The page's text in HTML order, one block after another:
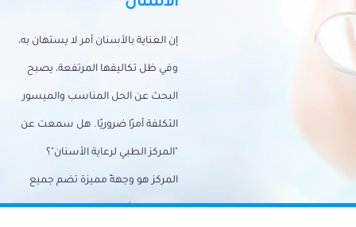
إن العناية بالأسنان أمر لا يستهان به،
وفي ظل تكاليفها المرتفعة، يصبح
البحث عن الحل المناسب والميسور
التكلفة أمرًا ضروريًا. هل سمعت عن
"المركز الطبي لرعاية الأسنان"؟
المركز هو وجهةً مميزة تضم جميع
احتياجات الأسنان تحت سقف واحد،